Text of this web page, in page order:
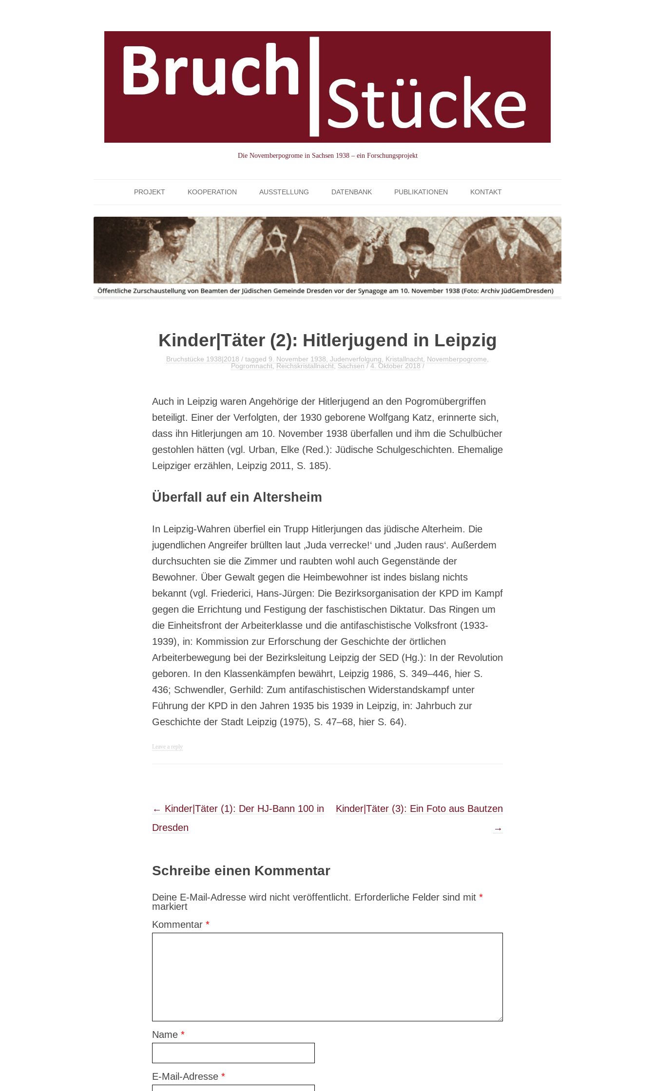
Die Novemberpogrome in Sachsen 1938 – ein Forschungsprojekt
PROJEKT
IHRE GESCHICHTE|N
PRESSEBERICHTE
SPENDE
FLYER
KOOPERATION AUSSTELLUNG
FLYER ZUR AUSSTELLUNG
DATENBANK PUBLIKATIONEN KONTAKT
DATENSCHUTZERKLÄRUNG
Kinder|Täter (2): Hitlerjugend in Leipzig
Bruchstücke 1938|2018 / tagged 9. November 1938 Judenverfolgung Kristallnacht Novemberpogrome
Pogromnacht,Reichskristallnacht,Sachsen/4. Oktober 2018/
Auch in Leipzig waren Angehörige der Hitlerjugend an den Pogromübergriffen
beteiligt. Einer der Verfolgten, der 1930 geborene Wolfgang Katz, erinnerte sich,
dass ihn Hitlerjungen am 10. November 1938 überfallen und ihm die Schulbücher
gestohlen hätten (vgl. Urban, Elke (Red.): Jüdische Schulgeschichten. Ehemalige
Leipziger erzählen, Leipzig 2011, S. 185).
Überfall auf ein Altersheim
In Leipzig-Wahren überfiel ein Trupp Hitlerjungen das jüdische Alterheim. Die
jugendlichen Angreifer brüllten laut ‚Juda verrecke!‘ und ‚Juden raus‘. Außerdem
durchsuchten sie die Zimmer und raubten wohl auch Gegenstände der
Bewohner. Über Gewalt gegen die Heimbewohner ist indes bislang nichts
bekannt (vgl. Friederici, Hans-Jürgen: Die Bezirksorganisation der KPD im Kampf
gegen die Errichtung und Festigung der faschistischen Diktatur. Das Ringen um
die Einheitsfront der Arbeiterklasse und die antifaschistische Volksfront (1933-
1939), in: Kommission zur Erforschung der Geschichte der örtlichen
Arbeiterbewegung bei der Bezirksleitung Leipzig der SED (Hg.): In der Revolution
geboren. In den Klassenkämpfen bewährt, Leipzig 1986, S. 349–446, hier S.
436; Schwendler, Gerhild: Zum antifaschistischen Widerstandskampf unter
Führung der KPD in den Jahren 1935 bis 1939 in Leipzig, in: Jahrbuch zur
Geschichte der Stadt Leipzig (1975), S. 47–68, hier S. 64).
Leave a reply
Post navigation
← Kinder|Täter (1): Der HJ-Bann 100 in
Dresden
Kinder|Täter (3): Ein Foto aus Bautzen
→
Schreibe einen Kommentar
Deine E-Mail-Adresse wird nicht veröffentlicht. Erforderliche Felder sind mit *
markiert
Kommentar *
Name *
E-Mail-Adresse *